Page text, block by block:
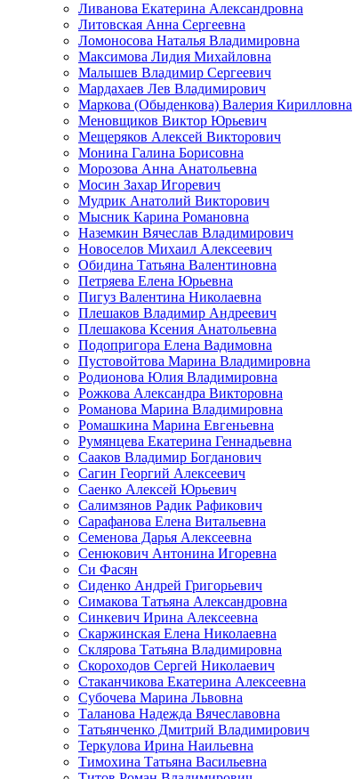
Ливанова Екатерина Александровна
Литовская Анна Сергеевна
Ломоносова Наталья Владимировна
Максимова Лидия Михайловна
Малышев Владимир Сергеевич
Мардахаев Лев Владимирович
Маркова (Обыденкова) Валерия Кирилловна
Меновщиков Виктор Юрьевич
Мещеряков Алексей Викторович
Монина Галина Борисовна
Морозова Анна Анатольевна
Мосин Захар Игоревич
Мудрик Анатолий Викторович
Мысник Карина Романовна
Наземкин Вячеслав Владимирович
Новоселов Михаил Алексеевич
Обидина Татьяна Валентиновна
Петряева Елена Юрьевна
Пигуз Валентина Николаевна
Плешаков Владимир Андреевич
Плешакова Ксения Анатольевна
Подопригора Елена Вадимовна
Пустовойтова Марина Владимировна
Родионова Юлия Владимировна
Рожкова Александра Викторовна
Романова Марина Владимировна
Ромашкина Марина Евгеньевна
Румянцева Екатерина Геннадьевна
Сааков Владимир Богданович
Сагин Георгий Алексеевич
Саенко Алексей Юрьевич
Салимзянов Радик Рафикович
Сарафанова Елена Витальевна
Семенова Дарья Алексеевна
Сенюкович Антонина Игоревна
Си Фасян
Сиденко Андрей Григорьевич
Симакова Татьяна Александровна
Синкевич Ирина Алексеевна
Скаржинская Елена Николаевна
Склярова Татьяна Владимировна
Скороходов Сергей Николаевич
Стаканчикова Екатерина Алексеевна
Субочева Марина Львовна
Таланова Надежда Вячеславовна
Татьянченко Дмитрий Владимирович
Теркулова Ирина Наильевна
Тимохина Татьяна Васильевна